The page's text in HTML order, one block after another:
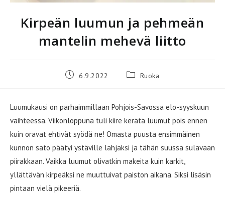
Kirpeän luumun ja pehmeän
mantelin mehevä liitto
Artikkeli6.9.2022
Artikkelin
Ruoka
Luumukausi on parhaimmillaan Pohjois-Savossa elo-syyskuun
vaihteessa. Viikonloppuna tuli kiire kerätä luumut pois ennen
kuin oravat ehtivät syödä ne! Omasta puusta ensimmäinen
kunnon sato päätyi ystäville lahjaksi ja tähän suussa sulavaan
piirakkaan. Vaikka luumut olivatkin makeita kuin karkit,
yllättävän kirpeäksi ne muuttuivat paiston aikana. Siksi lisäsin
pintaan vielä pikeeriä.